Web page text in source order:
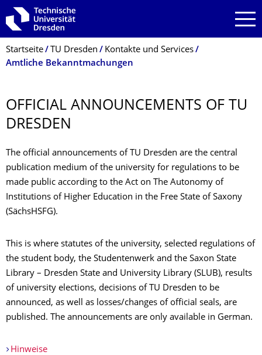
Zur Hauptnavigation springen
Zur Suche springen
Zum Inhalt springen
Breadcrumb-Menü
Startseite TU Dresden
Kontakte und Services
Amtliche Bekanntmachungen
OFFICIAL ANNOUNCEMENTS OF TU
DRESDEN
The official announcements of TU Dresden are the central
publication medium of the university for regulations to be
made public according to the Act on The Autonomy of
Institutions of Higher Education in the Free State of Saxony
(SächsHSFG).
This is where statutes of the university, selected regulations of
the student body, the Studentenwerk and the Saxon State
Library – Dresden State and University Library (SLUB), results
of university elections, decisions of TU Dresden to be
announced, as well as losses/changes of official seals, are
published. The announcements are only available in German.
Hinweise